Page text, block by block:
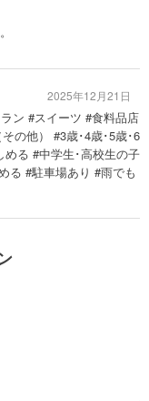
ン #スイーツ #食料品店
の他） #3歳･4歳･5歳･6
める #中学生･高校生の子
る #駐車場あり #雨でも
2025年12月21日